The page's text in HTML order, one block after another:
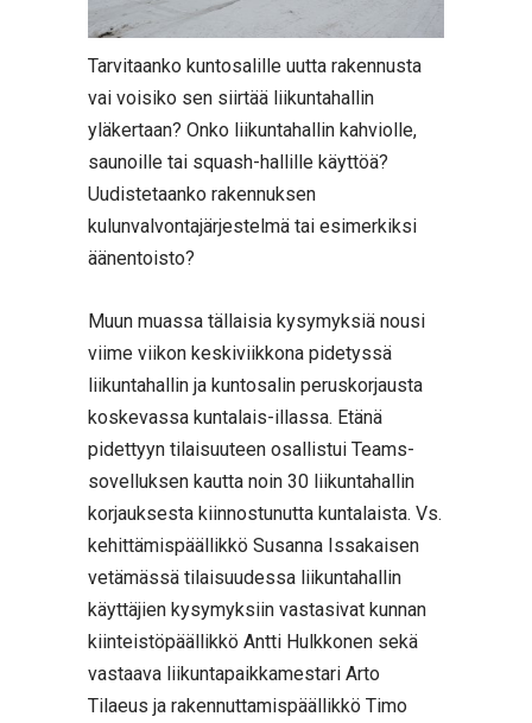
Tarvitaanko kuntosalille uutta rakennusta
vai voisiko sen siirtää liikuntahallin
yläkertaan? Onko liikuntahallin kahviolle,
saunoille tai squash-hallille käyttöä?
Uudistetaanko rakennuksen
kulunvalvontajärjestelmä tai esimerkiksi
äänentoisto?
Muun muassa tällaisia kysymyksiä nousi
viime viikon keskiviikkona pidetyssä
liikuntahallin ja kuntosalin peruskorjausta
koskevassa kuntalais-illassa. Etänä
pidettyyn tilaisuuteen osallistui Teams-
sovelluksen kautta noin 30 liikuntahallin
korjauksesta kiinnostunutta kuntalaista. Vs.
kehittämispäällikkö Susanna Issakaisen
vetämässä tilaisuudessa liikuntahallin
käyttäjien kysymyksiin vastasivat kunnan
kiinteistöpäällikkö Antti Hulkkonen sekä
vastaava liikuntapaikkamestari Arto
Tilaeus ja rakennuttamispäällikkö Timo